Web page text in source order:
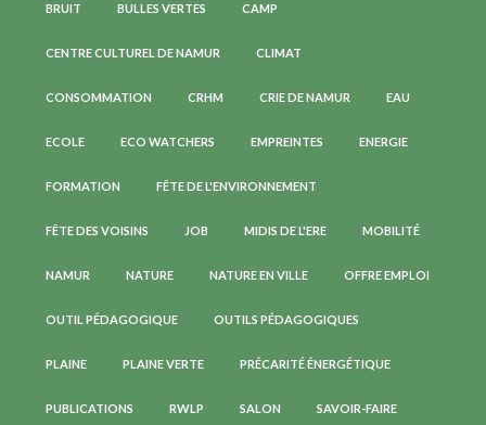
BRUIT BULLES VERTES CAMP
CENTRE CULTUREL DE NAMUR CLIMAT
CONSOMMATION CRHM CRIE DE NAMUR EAU
ECOLE ECO WATCHERS EMPREINTES ENERGIE
FORMATION FÊTE DE L'ENVIRONNEMENT
FÊTE DES VOISINS JOB MIDIS DE L'ERE MOBILITÉ
NAMUR NATURE NATURE EN VILLE OFFRE EMPLOI
OUTIL PÉDAGOGIQUE OUTILS PÉDAGOGIQUES
PLAINE PLAINE VERTE PRÉCARITÉ ÉNERGÉTIQUE
PUBLICATIONS RWLP SALON SAVOIR-FAIRE